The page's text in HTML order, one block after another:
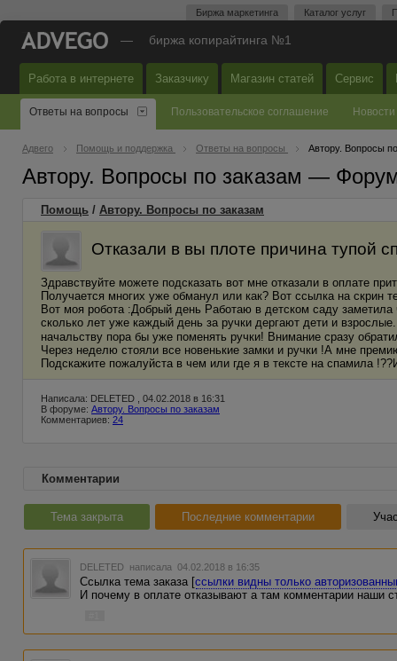
Биржа маркетинга Каталог услуг
— биржа копирайтинга №1
Работа в интернете Заказчику Магазин статей Сервис
Ответы на вопросы Пользовательское соглашение Новости
Адвего Помощь и поддержка Ответы на вопросы Автору. Вопросы
Автору. Вопросы по заказам —
Помощь / Автору. Вопросы по заказам
Отказали в вы плоте причина тупой
Здравствуйте можете подсказать вот мне отказали в оплате
Получается многих уже обманул или как? Вот ссылка на скрин
Вот моя робота :Добрый день Работаю в детском саду
сколько лет уже каждый день за ручки дергают дети и
начальству пора бы уже поменять ручки! Внимание сразу
Через неделю стояли все новенькие замки и ручки !А мне
Подскажите пожалуйста в чем или где я в тексте на спамила
Написала: DELETED , 04.02.2018 в 16:31
В форуме: Автору. Вопросы по заказам
Комментариев: 24
Комментарии
Тема закрыта Последние комментарии
DELETED написала 04.02.2018 в 16:35
Ссылка тема заказа [ссылки видны только
И почему в оплате отказывают а там комментарии наши